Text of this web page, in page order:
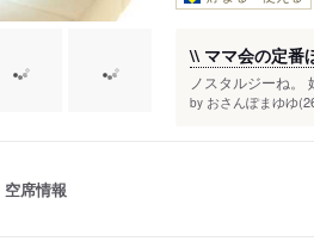
\\ ママ会の定番
ノスタルジーね。
by おさんぽまゆゆ
空席情報